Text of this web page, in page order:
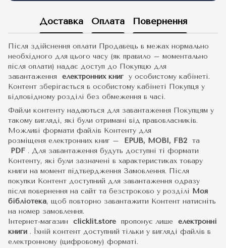
Доставка Оплата Повернення
Після здійснення оплати Продавець в межах нормально
необхідного для цього часу (як правило – моментально
після оплати) надає доступ до Покупцю для
завантаження електронних книг у особистому кабінеті.
Контент зберігається в особистому кабінеті Покупця у
відповідному розділі без обмеження в часі.
Файли контенту надаються для завантаження Покупцям у
такому вигляді, які були отримані від правовласників.
Можливі формати файлів Контенту для
розміщеня електронних книг –
EPUB, MOBI, FB2 та
PDF . Для завантаження будуть доступні ті формати
Контенту, які були зазначені в характеристиках товару
книги на момент підтвердження Замовлення. Після
покупки Контент доступний для завантаження одразу
після повернення на сайт та безстроково у розділі Моя
бібліотека, щоб повторно завантажити Контент натисніть
на номер замовлення.
Інтернет-магазин clicklit.store пропонує лише електронні
книги . Їхній контент доступний тільки у вигляді файлів в
електронному (цифровому) форматі.